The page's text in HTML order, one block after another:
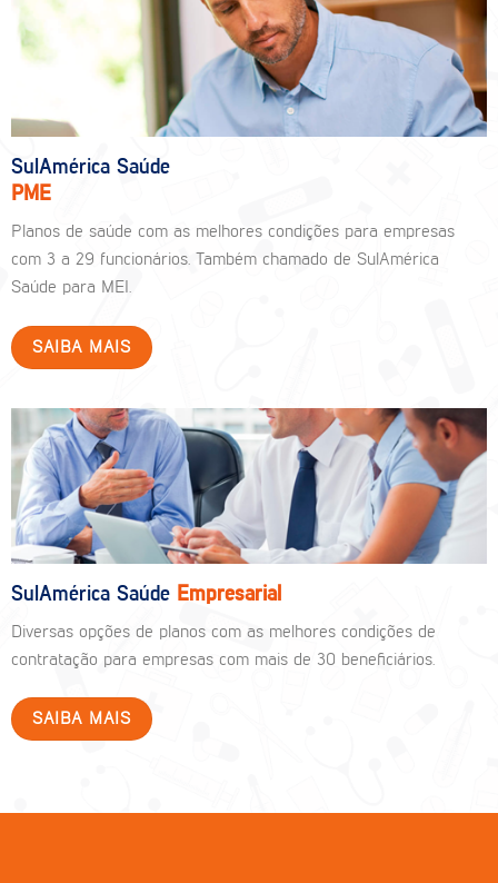
SulAmérica Saúde
PME
Planos de saúde com as melhores condições para empresas
com 3 a 29 funcionários. Também chamado de SulAmérica
Saúde para MEI.
SAIBA MAIS
SulAmérica Saúde Empresarial
Diversas opções de planos com as melhores condições de
contratação para empresas com mais de 30 beneficiários.
SAIBA MAIS